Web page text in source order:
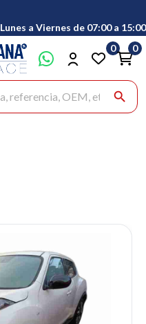
Lunes a Viernes de 07:00 a 15:00
search
0 0